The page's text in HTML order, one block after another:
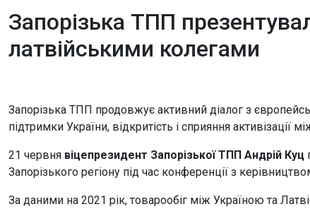
Запорізька ТПП
латвійськими колегами
Запорізька ТПП продовжує активний діалог з
підтримки України, відкритість і сприяння активізації
21 червня віцепрезидент Запорізької ТПП Андрій Куц
Запорізького регіону під час конференції з
За даними на 2021 рік, товарообіг між Україною та